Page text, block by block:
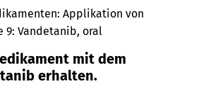
Applikation von
9: Vandetanib, oral
mit dem
erhalten.